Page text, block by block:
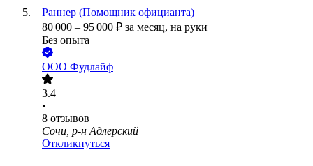
Раннер (Помощник официанта)
80 000 – 95 000 ₽ за месяц, на руки
Без опыта
ООО Фудлайф
3.4
•
8 отзывов
Сочи, р-н Адлерский
Откликнуться